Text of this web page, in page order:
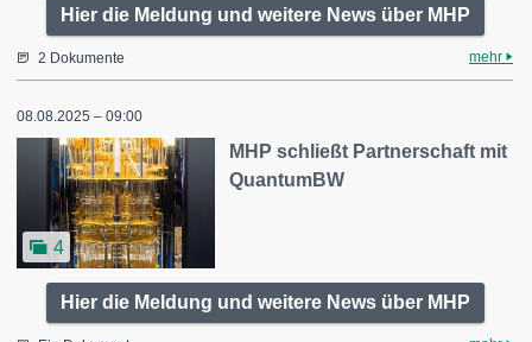
Hier die Meldung und weitere News über MHP
2 Dokumente mehr
08.08.2025 – 09:00
4
MHP schließt Partnerschaft mit
QuantumBW
Hier die Meldung und weitere News über MHP